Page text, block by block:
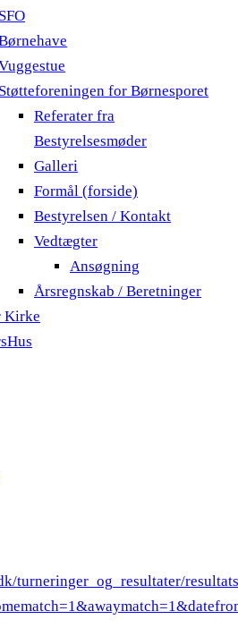
SFO
Støtteforeningen for Børnesporet
Referater fra
Bestyrelsesmøder
Galleri
Formål (forside)
Bestyrelsen / Kontakt
Vedtægter
Ansøgning
Årsregnskab / Beretninger
Kirke
turneringer_og_resultater/